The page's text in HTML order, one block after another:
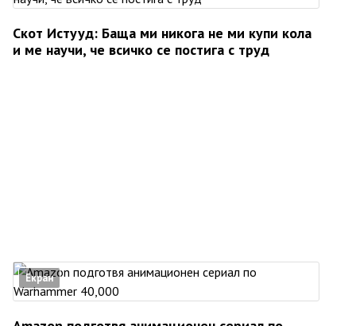
Скот Истууд: Баща ми никога не ми купи кола
и ме научи, че всичко се постига с труд
Екран